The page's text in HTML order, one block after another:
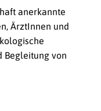
anerkannte
ÄrztInnen und
Begleitung von